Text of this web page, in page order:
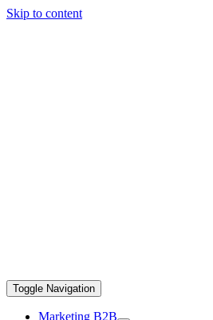
Skip to content
Toggle Navigation
Marketing B2B